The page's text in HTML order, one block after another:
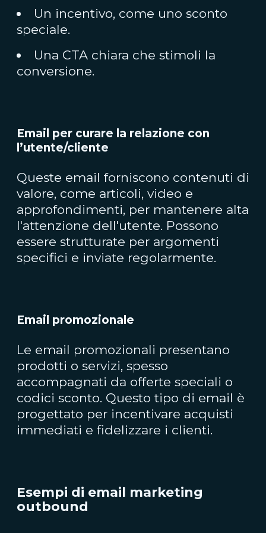
Un incentivo, come uno sconto
speciale.
Una CTA chiara che stimoli la
conversione.
Email per curare la relazione con
l’utente/cliente
Queste email forniscono contenuti di
valore, come articoli, video e
approfondimenti, per mantenere alta
l'attenzione dell'utente. Possono
essere strutturate per argomenti
specifici e inviate regolarmente.
Email promozionale
Le email promozionali presentano
prodotti o servizi, spesso
accompagnati da offerte speciali o
codici sconto. Questo tipo di email è
progettato per incentivare acquisti
immediati e fidelizzare i clienti.
Esempi di email marketing
outbound